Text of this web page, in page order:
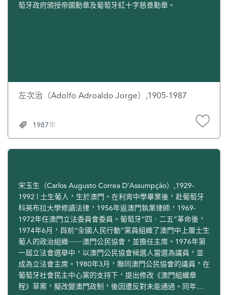
萄牙政府頒授帝國勳章及葡萄牙紅十字慈善勳章。
左次治（Adolfo Adroaldo Jorge）,1905-1987
1987年
宋玉生（Carlos Augusto Correa D’Assumpção）,1929-
1992 | 土生葡人，生於澳門。在利宵中學畢業後，赴葡萄牙
科英布拉大學修讀法律，1956年返澳門執業律師，1969-
1972年任澳門立法委員會委員。葡萄牙“四‧二五”革命後，
1974年6月，與前“全國人民行動”黨員組織了澳門中上層土生
葡人的政治組織──澳門公民協會，並擔任主席。1976年第
一屆立法會選舉中，以澳門公民協會候選人當選為議員，並
成為立法會主席。1980年3月，聯同澳門公民協會的議員，在
葡萄牙社會民主中心黨的支持下，提出修改《澳門組織章
程》草案，擬改變澳門政制，後因遭反對未能通過。同年的